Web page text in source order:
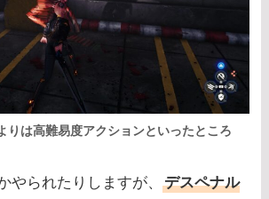
りは高難易度アクションといったところ
やられたりしますが、デスペナル